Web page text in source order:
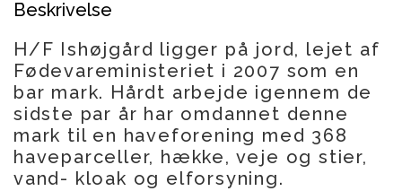
Beskrivelse
H/F Ishøjgård ligger på jord, lejet af
Fødevareministeriet i 2007 som en
bar mark. Hårdt arbejde igennem de
sidste par år har omdannet denne
mark til en haveforening med 368
haveparceller, hække, veje og stier,
vand- kloak og elforsyning.